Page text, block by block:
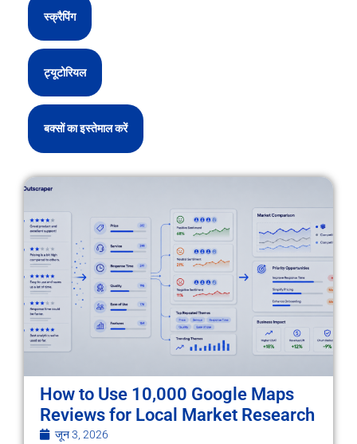
स्क्रैपिंग
ट्यूटोरियल
बक्सों का इस्तेमाल करें
How to Use 10,000 Google Maps
Reviews for Local Market Research
जून 3, 2026